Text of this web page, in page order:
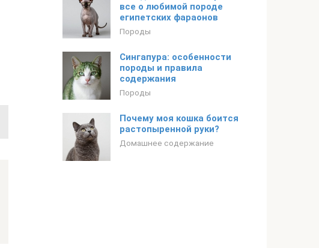
все о любимой породе
египетских фараонов
Породы
Сингапура: особенности
породы и правила
содержания
Породы
Почему моя кошка боится
растопыренной руки?
Домашнее содержание